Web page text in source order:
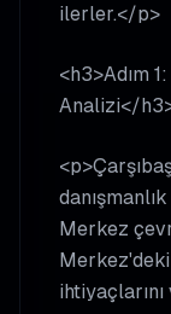
ilerler.</p>
<h3>Adım
Analizi</
Merkez